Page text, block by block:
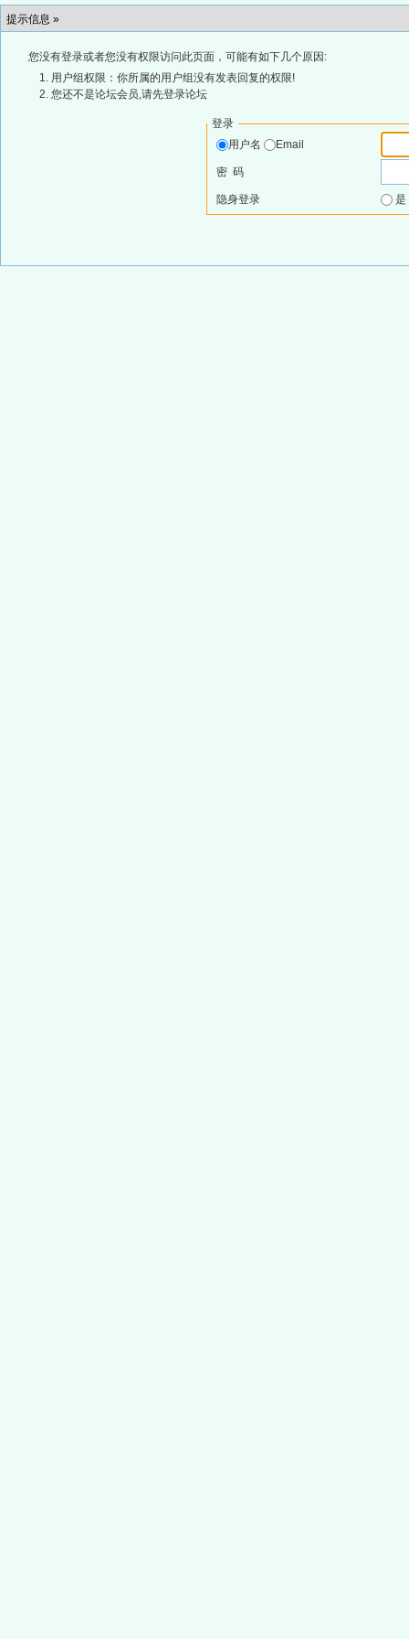
提示信息 »
您没有登录或者您没有权限访问此页面，可能有如下几个原因:
用户组权限：你所属的用户组没有发表回复的权限!
您还不是论坛会员,请先登录论坛
登录
用户名
Email
密 码
隐身登录